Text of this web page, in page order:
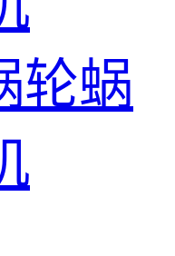
轮蜗